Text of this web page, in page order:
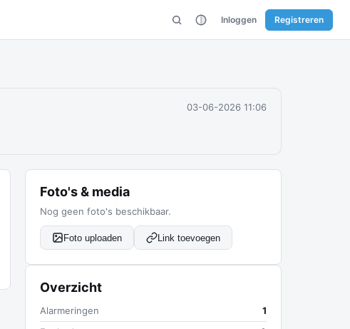
Inloggen Registreren
03-06-2026 11:06
Foto's & media
Nog geen foto's beschikbaar.
Foto uploaden Link toevoegen
Overzicht
Alarmeringen
1